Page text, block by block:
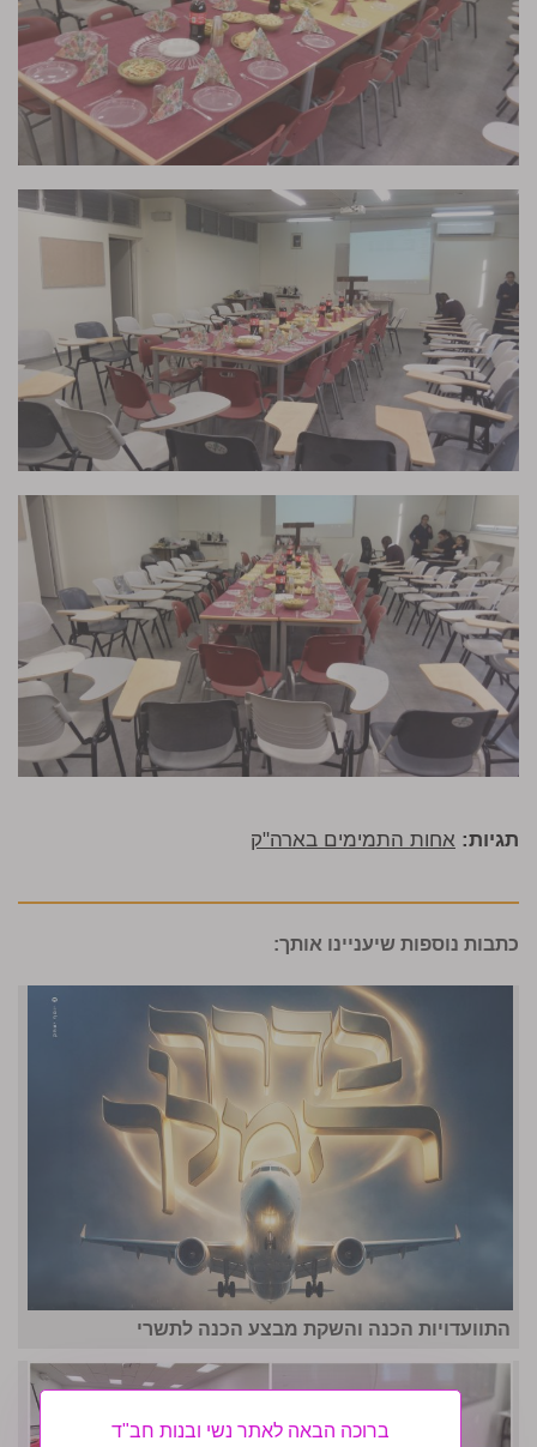
תגיות: אחות התמימים בארה"ק
כתבות נוספות שיעניינו אותך:
התוועדויות הכנה והשקת מבצע הכנה לתשרי
ברוכה הבאה לאתר נשי ובנות חב"ד